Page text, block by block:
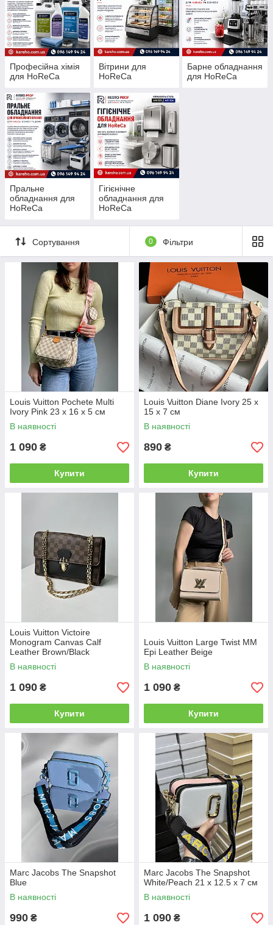
Професійна хімія
для HoReCa
Вітрини для
HoReCa
Барне обладнання
для HoReCa
Пральне
обладнання для
HoReCa
Гігієнічне
обладнання для
HoReCa
Сортування 0 Фільтри
Louis Vuitton Pochete Multi
Ivory Pink 23 х 16 х 5 см
В наявності
1 090 ₴
Купити
Louis Vuitton Diane Ivory 25 x
15 x 7 см
В наявності
890 ₴
Купити
Louis Vuitton Victoire
Monogram Canvas Calf
Leather Brown/Black
В наявності
1 090 ₴
Купити
Louis Vuitton Large Twist MM
Epi Leather Beige
В наявності
1 090 ₴
Купити
Marc Jacobs The Snapshot
Blue
В наявності
990 ₴
Marc Jacobs The Snapshot
White/Peach 21 х 12.5 х 7 см
В наявності
1 090 ₴